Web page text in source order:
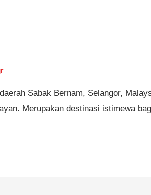
Sabak Bernam, Selangor,
Merupakan destinasi istimewa